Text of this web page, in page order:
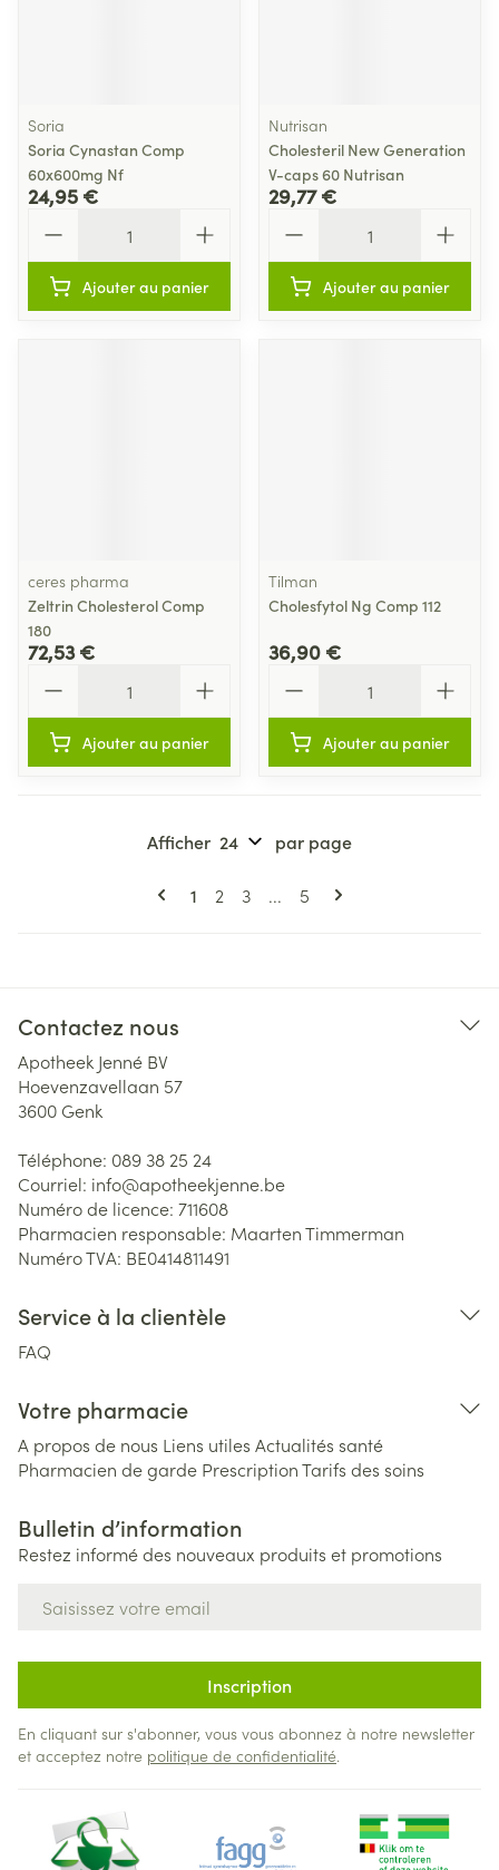
Soria
Soria Cynastan Comp
60x600mg Nf
24,95 €
Ajouter au panier
Nutrisan
Cholesteril New Generation
V-caps 60 Nutrisan
29,77 €
Ajouter au panier
ceres pharma
Zeltrin Cholesterol Comp
180
72,53 €
Ajouter au panier
Tilman
Cholesfytol Ng Comp 112
36,90 €
Ajouter au panier
Pages
Vous lisez actuellement la page
1 Page
2 Page
3 ... Page
5
Afficher par page
Contactez nous
Apotheek Jenné BV
Hoevenzavellaan 57
3600 Genk
Téléphone: 089 38 25 24
Courriel: info@apotheekjenne.be
Numéro de licence: 711608
Pharmacien responsable: Maarten Timmerman
Numéro TVA: BE0414811491
Service à la clientèle
FAQ
Votre pharmacie
A propos de nous Liens utiles Actualités santé
Pharmacien de garde PrescriptionTarifs des soins
Bulletin d’information
Restez informé des nouveaux produits et promotions
Inscription
En cliquant sur s'abonner, vous vous abonnez à notre newsletter
et acceptez notre politique de confidentialité.